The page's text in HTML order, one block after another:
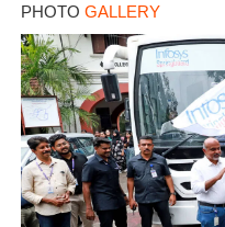
PHOTO GALLERY